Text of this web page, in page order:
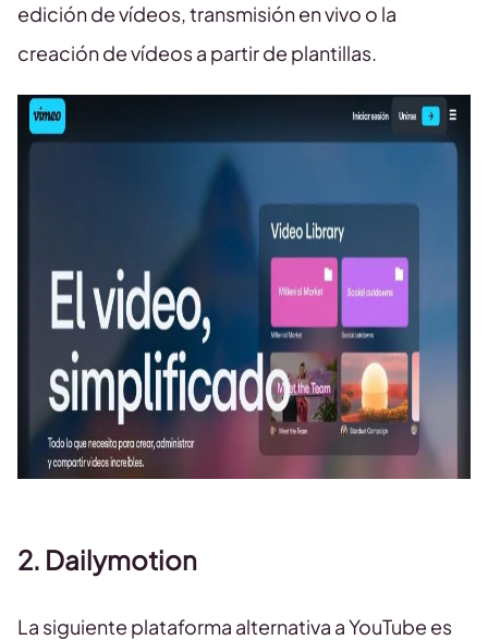
edición de vídeos, transmisión en vivo o la
creación de vídeos a partir de plantillas.
2. Dailymotion
La siguiente plataforma alternativa a YouTube es